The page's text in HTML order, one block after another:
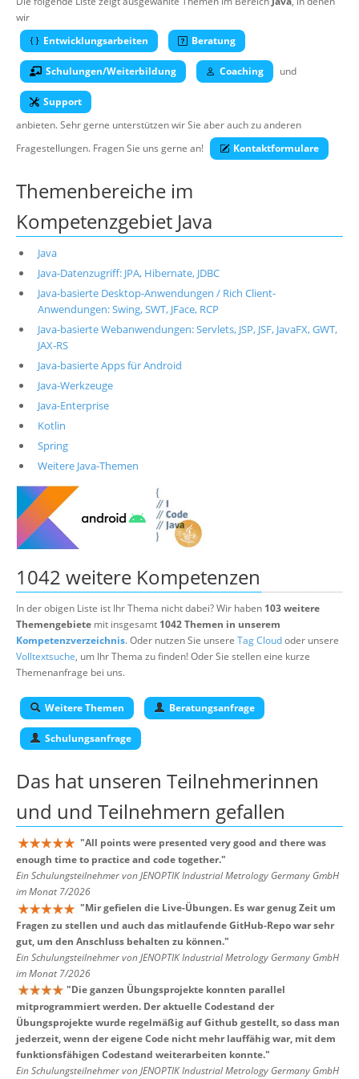
wir
Entwicklungsarbeiten
Beratung
Schulungen/Weiterbildung Coaching und
Support
anbieten. Sehr gerne unterstützen wir Sie aber auch zu anderen
Fragestellungen. Fragen Sie uns gerne an!
Kontaktformulare
Themenbereiche im
Kompetenzgebiet Java
Java
Java-Datenzugriff: JPA, Hibernate, JDBC
Java-basierte Desktop-Anwendungen / Rich Client-
Anwendungen: Swing, SWT, JFace, RCP
Java-basierte Webanwendungen: Servlets, JSP, JSF, JavaFX, GWT,
JAX-RS
Java-basierte Apps für Android
Java-Werkzeuge
Java-Enterprise
Kotlin
Spring
Weitere Java-Themen
1042 weitere Kompetenzen
In der obigen Liste ist Ihr Thema nicht dabei? Wir haben 103 weitere
Themengebiete mit insgesamt 1042 Themen in unserem
Kompetenzverzeichnis. Oder nutzen Sie unsere Tag Cloudoder unsere
Volltextsuche, um Ihr Thema zu finden! Oder Sie stellen eine kurze
Themenanfrage bei uns.
Weitere Themen Beratungsanfrage
Schulungsanfrage
Das hat unseren Teilnehmerinnen
und und Teilnehmern gefallen
"All points were presented very good and there was
enough time to practice and code together."
Ein Schulungsteilnehmer von JENOPTIK Industrial Metrology Germany GmbH
im Monat 7/2026
"Mir gefielen die Live-Übungen. Es war genug Zeit um
Fragen zu stellen und auch das mitlaufende GitHub-Repo war sehr
gut, um den Anschluss behalten zu können."
Ein Schulungsteilnehmer von JENOPTIK Industrial Metrology Germany GmbH
im Monat 7/2026
"Die ganzen Übungsprojekte konnten parallel
mitprogrammiert werden. Der aktuelle Codestand der
Übungsprojekte wurde regelmäßig auf Github gestellt, so dass man
jederzeit, wenn der eigene Code nicht mehr lauffähig war, mit dem
funktionsfähigen Codestand weiterarbeiten konnte."
Ein Schulungsteilnehmer von JENOPTIK Industrial Metrology Germany GmbH